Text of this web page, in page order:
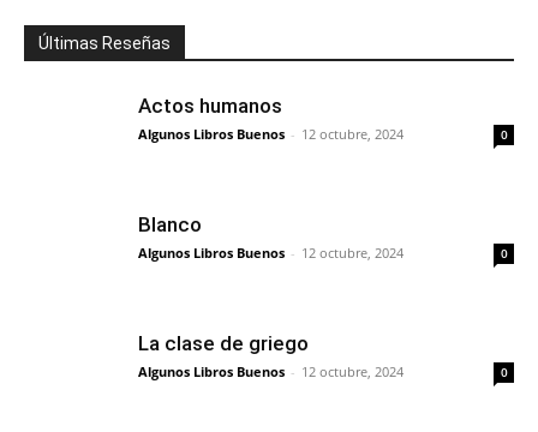
Últimas Reseñas
Actos humanos
Algunos Libros Buenos - 12 octubre, 2024 0
Blanco
Algunos Libros Buenos - 12 octubre, 2024 0
La clase de griego
Algunos Libros Buenos - 12 octubre, 2024 0